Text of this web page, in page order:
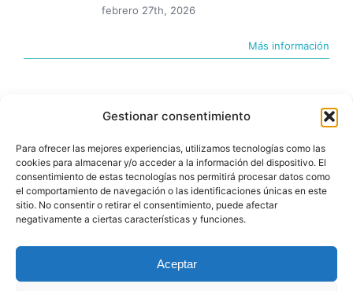
Gestionar consentimiento
Para ofrecer las mejores experiencias, utilizamos tecnologías como las
cookies para almacenar y/o acceder a la información del dispositivo. El
consentimiento de estas tecnologías nos permitirá procesar datos como
el comportamiento de navegación o las identificaciones únicas en este
sitio. No consentir o retirar el consentimiento, puede afectar
negativamente a ciertas características y funciones.
Aceptar
febrero 27th, 2026
Más información
© Copyright 2026 |BIGfoot | PROYECTOS DIGITALES